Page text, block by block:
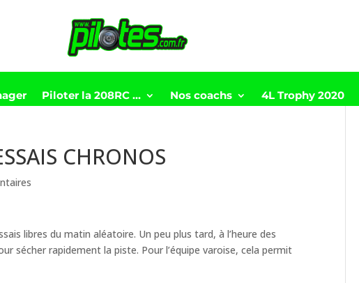
Piloter la 208RC … Nos coachs 4L Trophy 2020
CHRONOS
libres du matin aléatoire. Un peu plus tard, à l’heure des
sécher rapidement la piste. Pour l’équipe varoise, cela permit